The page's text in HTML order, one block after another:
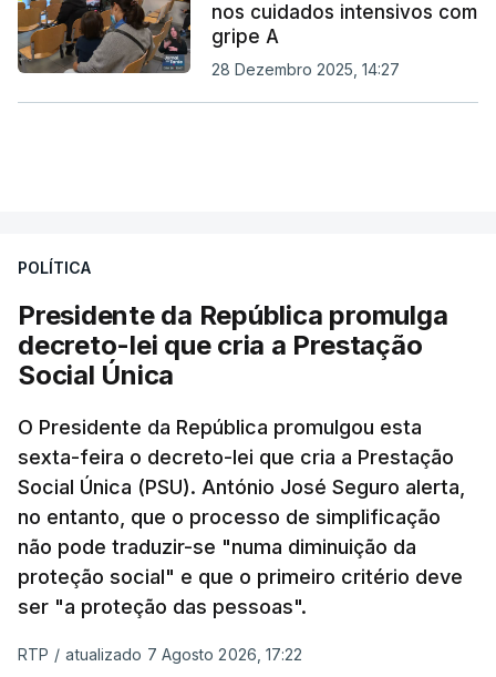
nos cuidados intensivos com
gripe A
28 Dezembro 2025, 14:27
POLÍTICA
Presidente da República promulga
decreto-lei que cria a Prestação
Social Única
O Presidente da República promulgou esta
sexta-feira o decreto-lei que cria a Prestação
Social Única (PSU). António José Seguro alerta,
no entanto, que o processo de simplificação
não pode traduzir-se "numa diminuição da
proteção social" e que o primeiro critério deve
ser "a proteção das pessoas".
RTP / atualizado 7 Agosto 2026, 17:22